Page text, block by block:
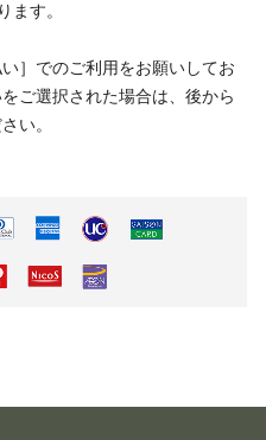
ます。
］でのご利用をお願いしてお
ご選択された場合は、後から
い。